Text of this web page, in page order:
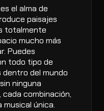
el alma de
paisajes
totalmente
mucho más
Puedes
todo tipo de
dentro del mundo
ninguna
combinación,
musical única.